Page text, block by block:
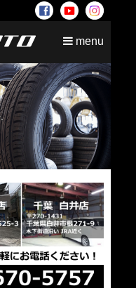
menu